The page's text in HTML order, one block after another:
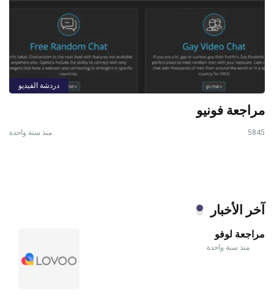
دردشة الفيديو
مراجعة فونيو
منذ سنة واحدة 5845
آخر الأخبار
مراجعة لوفو
منذ سنة واحدة